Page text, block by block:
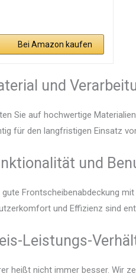
Bei Amazon kaufen
und
Sie auf hochwertige
für den langfristigen Einsatz
und
gute Frontscheibenabdeckung
und Effizienz sind
Leistungs-
heißt nicht immer besser. Wir